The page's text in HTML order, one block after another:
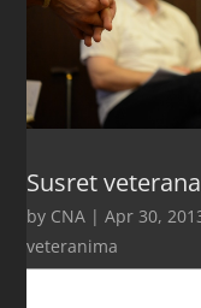
Susret
by CNA |Apr 30,
veteranima